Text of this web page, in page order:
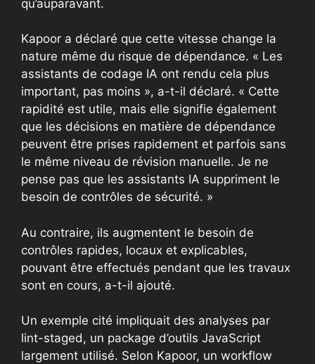
qu’auparavant.
Kapoor a déclaré que cette vitesse change la
nature même du risque de dépendance. « Les
assistants de codage IA ont rendu cela plus
important, pas moins », a-t-il déclaré. « Cette
rapidité est utile, mais elle signifie également
que les décisions en matière de dépendance
peuvent être prises rapidement et parfois sans
le même niveau de révision manuelle. Je ne
pense pas que les assistants IA suppriment le
besoin de contrôles de sécurité. »
Au contraire, ils augmentent le besoin de
contrôles rapides, locaux et explicables,
pouvant être effectués pendant que les travaux
sont en cours, a-t-il ajouté.
Un exemple cité impliquait des analyses par
lint-staged, un package d’outils JavaScript
largement utilisé. Selon Kapoor, un workflow